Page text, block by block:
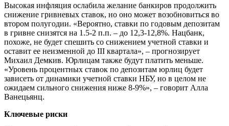
Высокая инфляция ослабила желание банкиров продолжить
снижение гривневых ставок, но оно может возобновиться во
втором полугодии. «Вероятно, ставки по годовым депозитам
в гривне снизятся на 1.5-2 п.п. – до 12,3-12,8%. Нацбанк,
похоже, не будет спешить со снижением учетной ставки и
оставит ее неизменной до III квартала», – прогнозирует
Михаил Демкив. Юрлицам также будут платить меньше.
«Уровень процентных ставок по депозитам юрлиц будет
зависеть от динамики учетной ставки НБУ, но в целом не
ожидаем сильного снижения ниже 8-9%», – говорит Алла
Ванецьянц.
Ключевые риски